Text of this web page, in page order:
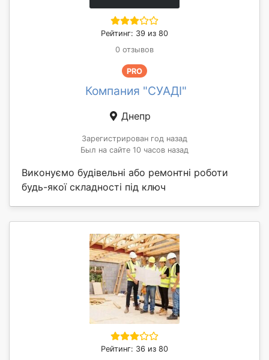
Рейтинг: 39 из 80
0 отзывов
PRO
Компания "СУАДІ"
Днепр
Зарегистрирован год назад
Был на сайте 10 часов назад
Виконуємо будівельні або ремонтні роботи
будь-якої складності під ключ
Рейтинг: 36 из 80